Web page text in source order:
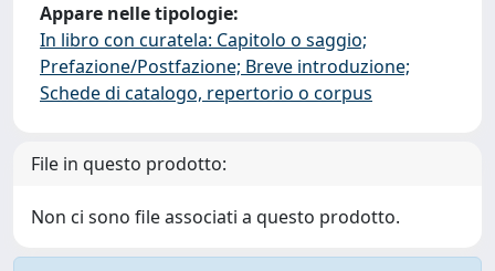
Appare nelle tipologie:
In libro con curatela: Capitolo o saggio;
Prefazione/Postfazione; Breve introduzione;
Schede di catalogo, repertorio o corpus
File in questo prodotto:
Non ci sono file associati a questo prodotto.